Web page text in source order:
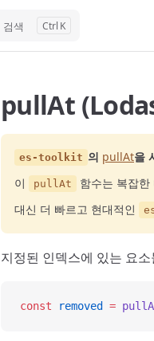
검색 K
pullAt
es-toolkit 의 pullAt을
이
pullAt
함수는 복잡
대신 더 빠르고 현대적인
지정된 인덱스에 있는 요
const removed =